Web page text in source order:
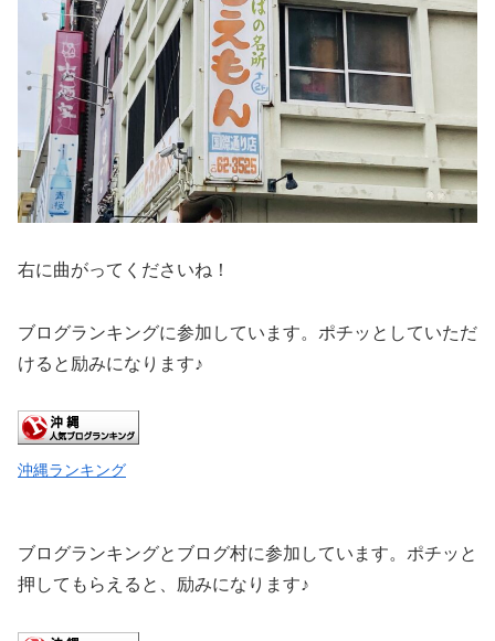
右に曲がってくださいね！
ブログランキングに参加しています。ポチッとしていただ
けると励みになります♪
沖縄ランキング
ブログランキングとブログ村に参加しています。ポチッと
押してもらえると、励みになります♪